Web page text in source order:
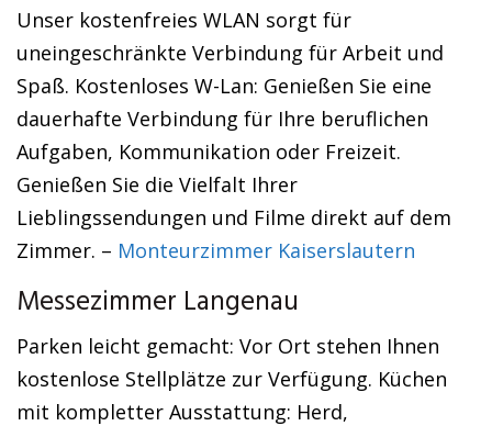
Unser kostenfreies WLAN sorgt für
uneingeschränkte Verbindung für Arbeit und
Spaß. Kostenloses W-Lan: Genießen Sie eine
dauerhafte Verbindung für Ihre beruflichen
Aufgaben, Kommunikation oder Freizeit.
Genießen Sie die Vielfalt Ihrer
Lieblingssendungen und Filme direkt auf dem
Zimmer. – Monteurzimmer Kaiserslautern
Messezimmer Langenau
Parken leicht gemacht: Vor Ort stehen Ihnen
kostenlose Stellplätze zur Verfügung. Küchen
mit kompletter Ausstattung: Herd,